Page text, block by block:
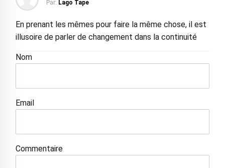
Par: Lago Tape
En prenant les mêmes pour faire la même chose, il est
illusoire de parler de changement dans la continuité
Nom
Email
Commentaire